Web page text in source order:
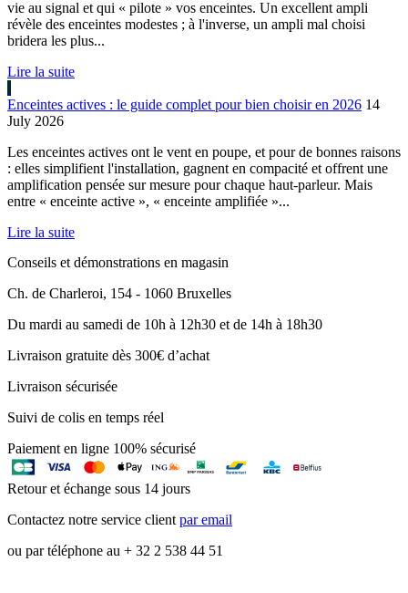
vie au signal et qui « pilote » vos enceintes. Un excellent ampli
révèle des enceintes modestes ; à l'inverse, un ampli mal choisi
bridera les plus...
Lire la suite
Enceintes actives : le guide complet pour bien choisir en 2026 14
July 2026
Les enceintes actives ont le vent en poupe, et pour de bonnes raisons
: elles simplifient l'installation, gagnent en compacité et offrent une
amplification pensée sur mesure pour chaque haut-parleur. Mais
entre « enceinte active », « enceinte amplifiée »...
Lire la suite
Conseils et démonstrations en magasin
Ch. de Charleroi, 154 - 1060 Bruxelles
Du mardi au samedi de 10h à 12h30 et de 14h à 18h30
Livraison gratuite dès 300€ d’achat
Livraison sécurisée
Suivi de colis en temps réel
Paiement en ligne 100% sécurisé
Retour et échange sous 14 jours
Contactez notre service clientpar email
ou par téléphone au + 32 2 538 44 51